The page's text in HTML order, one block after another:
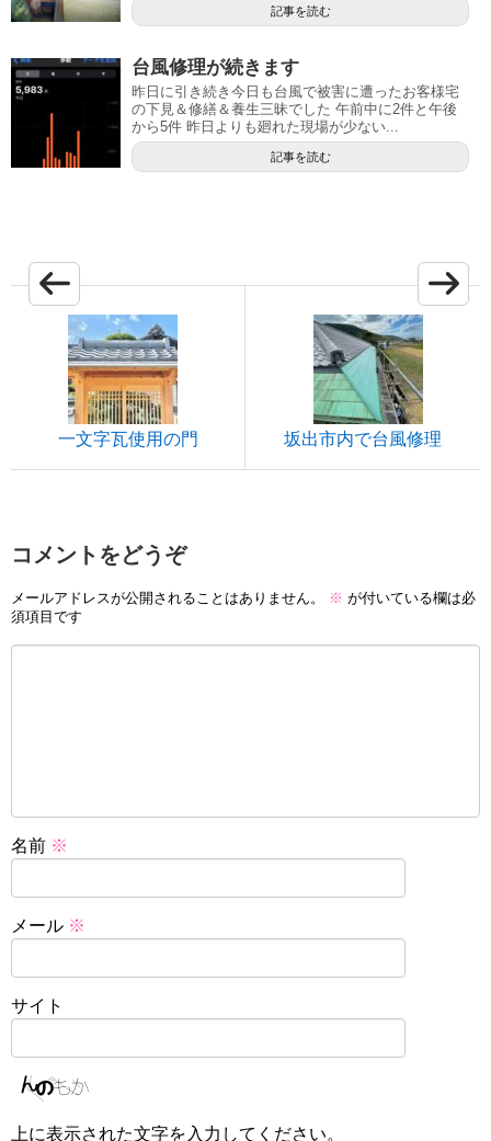
記事を読む
台風修理が続きます
昨日に引き続き今日も台風で被害に遭ったお客様宅
の下見＆修繕＆養生三昧でした 午前中に2件と午後
から5件 昨日よりも廻れた現場が少ない...
記事を読む
一文字瓦使用の門 坂出市内で台風修理
コメントをどうぞ
メールアドレスが公開されることはありません。 ※ が付いている欄は必
須項目です
名前 ※
メール ※
サイト
上に表示された文字を入力してください。